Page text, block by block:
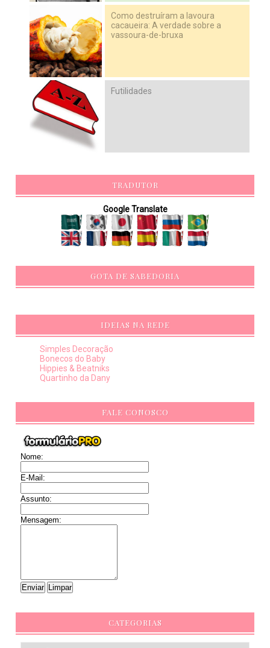
Como destruíram a lavoura
cacaueira: A verdade sobre a
vassoura-de-bruxa
Futilidades
TRADUTOR
Google Translate
GOTA DE SABEDORIA
IDEIAS NA REDE
Simples Decoração
Bonecos do Baby
Hippies & Beatniks
Quartinho da Dany
FALE CONOSCO
Nome:
E-Mail:
Assunto:
Mensagem:
CATEGORIAS